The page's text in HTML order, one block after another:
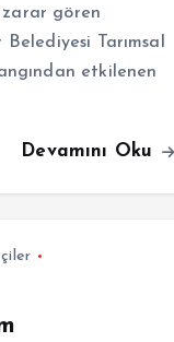
gören
Tarımsal
etkilenen
Devamını Oku